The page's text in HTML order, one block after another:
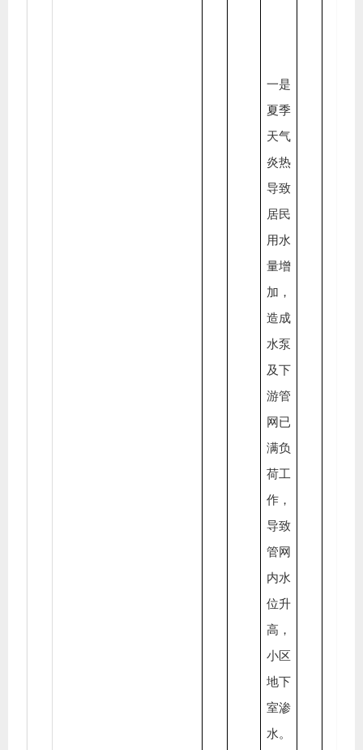
一是
夏季
天气
炎热
导致
居民
用水
量增
加，
造成
水泵
及下
游管
网已
满负
荷工
作，
导致
管网
内水
位升
高，
小区
地下
室渗
水。